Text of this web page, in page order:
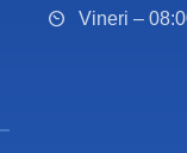
Vineri –